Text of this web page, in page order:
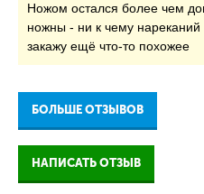
Ножом остался более чем
ножны - ни к чему нареканий
закажу ещё что-то похожее
БОЛЬШЕ ОТЗЫВОВ
НАПИСАТЬ ОТЗЫВ